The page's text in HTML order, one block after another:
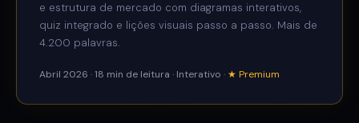
e estrutura de mercado com diagramas interativos,
quiz integrado e lições visuais passo a passo. Mais de
4.200 palavras.
Abril 2026 · 18 min de leitura · Interativo · ★ Premium